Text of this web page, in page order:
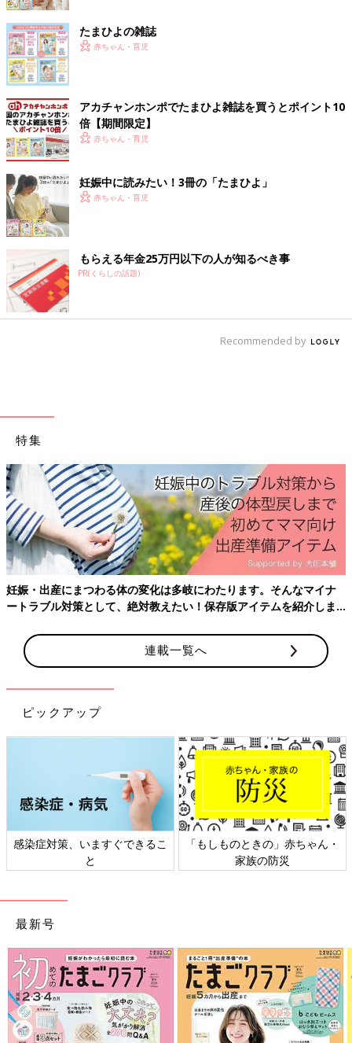
針生悦子先生（はりゅうえつこ）
（東京大学大学院教育学研究科教授）
Profile
専門は発達心理学、認知科学。子どもの言語獲得をテーマとした
書籍や論文を執筆している。
参考文献／『赤ちゃんはことばをどう学ぶのか』（針生悦子著・
中公新書クラレ）
たまひよの雑誌
赤ちゃん・育児
アカチャンホンポでたまひよ雑誌を買うとポイント10
倍【期間限定】
赤ちゃん・育児
妊娠中に読みたい！3冊の「たまひよ」
赤ちゃん・育児
もらえる年金25万円以下の人が知るべき事
PR(くらしの話題)
Recommended by
特集
妊娠・出産にまつわる体の変化は多岐にわたります。そんなマイナ
ートラブル対策として、絶対教えたい！保存版アイテムを紹介しま
連載一覧へ
ピックアップ
感染症対策、いますぐできるこ
と
「もしものときの」赤ちゃん・
家族の防災
最新号